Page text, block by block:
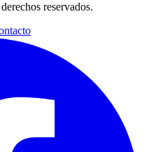
reservados.